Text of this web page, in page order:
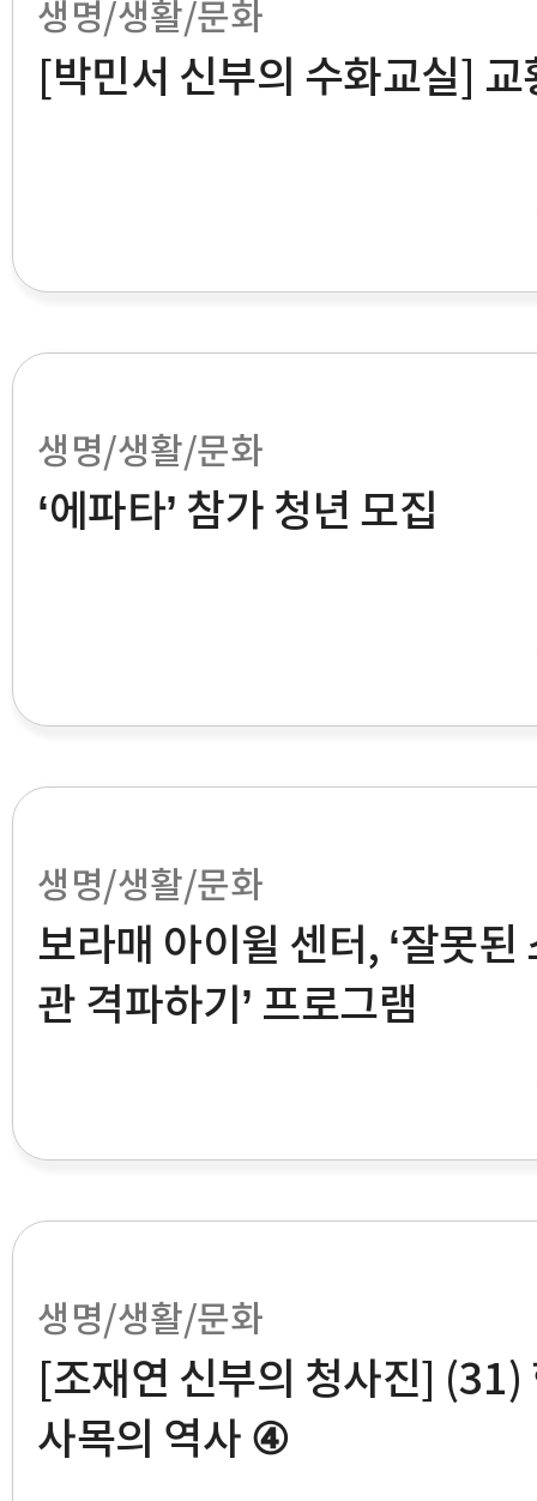
생명/생활/문화
[박민서 신부의 수화교실] 교
생명/생활/문화
‘에파타’ 참가 청년 모집
생명/생활/문화
보라매 아이윌 센터, ‘잘못된
관 격파하기’ 프로그램
생명/생활/문화
[조재연 신부의 청사진] (31)
사목의 역사 ④